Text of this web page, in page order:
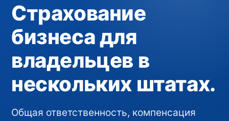
Страхование
бизнеса для
владельцев в
нескольких штатах.
Общая ответственность, компенсация